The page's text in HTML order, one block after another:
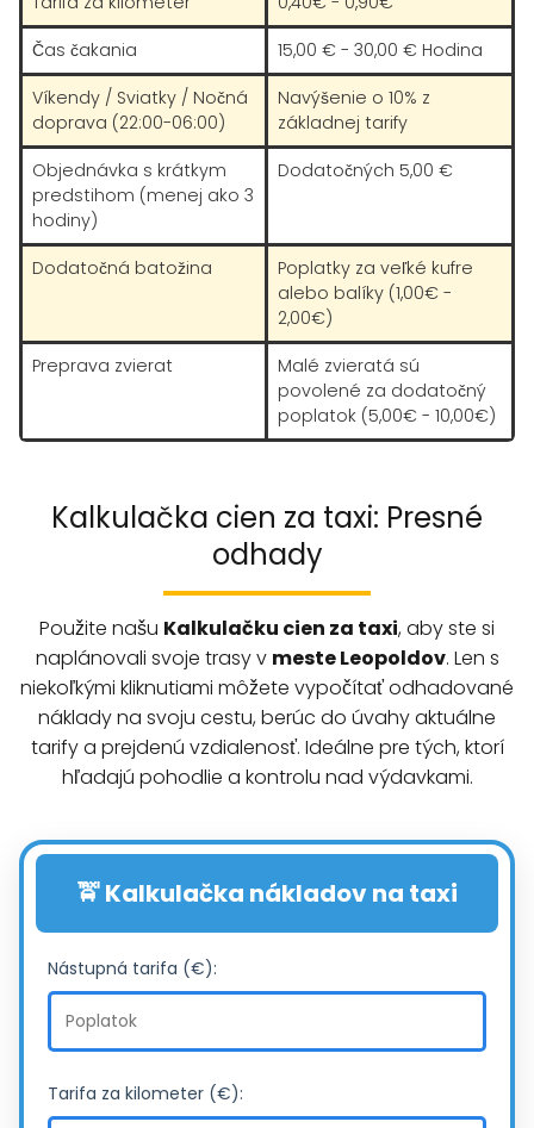
Čas čakania
15,00 € - 30,00 € Hodina
Víkendy / Sviatky / Nočná
doprava (22:00-06:00)
Navýšenie o 10% z
základnej tarify
Objednávka s krátkym
predstihom (menej ako 3
hodiny)
Dodatočných 5,00 €
Dodatočná batožina
Poplatky za veľké kufre
alebo balíky (1,00€ -
2,00€)
Preprava zvierat
Malé zvieratá sú
povolené za dodatočný
poplatok (5,00€ - 10,00€)
Kalkulačka cien za taxi: Presné
odhady
Použite našu Kalkulačku cien za taxi, aby ste si
naplánovali svoje trasy v meste Leopoldov. Len s
niekoľkými kliknutiami môžete vypočítať odhadované
náklady na svoju cestu, berúc do úvahy aktuálne
tarify a prejdenú vzdialenosť. Ideálne pre tých, ktorí
hľadajú pohodlie a kontrolu nad výdavkami.
🚖 Kalkulačka nákladov na taxi
Nástupná tarifa (€):
Tarifa za kilometer (€):